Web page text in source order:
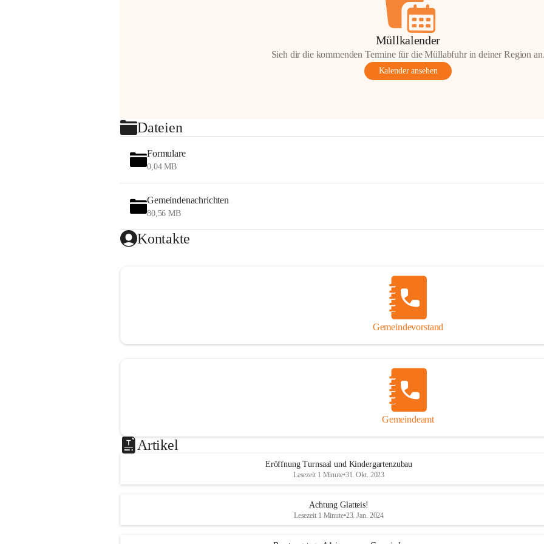
Müllkalender
Sieh dir die kommenden Termine für die Müllabfuhr in deiner Region
Kalender ansehen
Dateien
Formulare
0,04 MB
Gemeindenachrichten
80,56 MB
Kontakte
Gemeindevorstand
Gemeindeamt
Artikel
Eröffnung Turnsaal und Kindergartenzubau
Lesezeit 1 Minute•31. Okt. 2023
Achtung Glatteis!
Lesezeit 1 Minute•23. Jan. 2024